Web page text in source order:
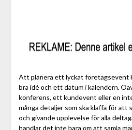
Att planera ett lyckat företagsevent
bra idé och ett datum i kalendern.
konferens, ett kundevent eller en
många detaljer som ska klaffa för att
och givande upplevelse för alla
handlar det inte bara om att samla